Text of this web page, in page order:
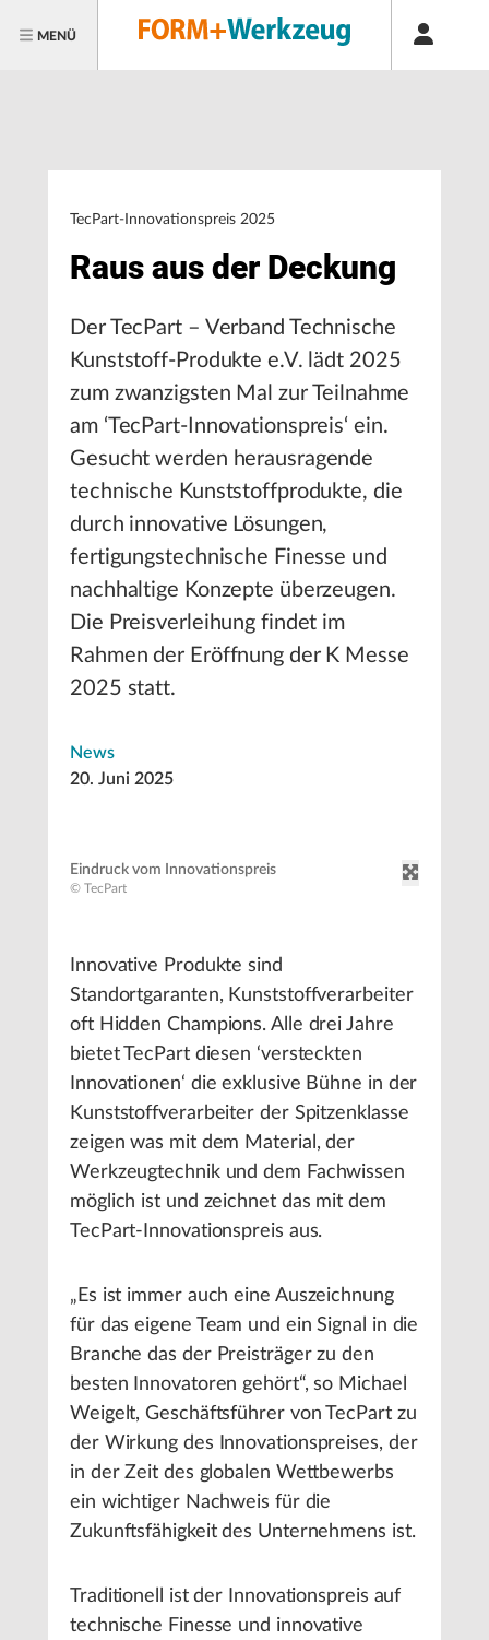
MENÜ
TecPart-Innovationspreis 2025
Raus aus der Deckung
Der TecPart – Verband Technische
Kunststoff-Produkte e.V. lädt 2025
zum zwanzigsten Mal zur Teilnahme
am ‘TecPart-Innovationspreis‘ ein.
Gesucht werden herausragende
technische Kunststoffprodukte, die
durch innovative Lösungen,
fertigungstechnische Finesse und
nachhaltige Konzepte überzeugen.
Die Preisverleihung findet im
Rahmen der Eröffnung der K Messe
2025 statt.
News
20. Juni 2025
Eindruck vom Innovationspreis
© TecPart
Innovative Produkte sind
Standortgaranten, Kunststoffverarbeiter
oft Hidden Champions. Alle drei Jahre
bietet TecPart diesen ‘versteckten
Innovationen‘ die exklusive Bühne in der
Kunststoffverarbeiter der Spitzenklasse
zeigen was mit dem Material, der
Werkzeugtechnik und dem Fachwissen
möglich ist und zeichnet das mit dem
TecPart-Innovationspreis aus.
„Es ist immer auch eine Auszeichnung
für das eigene Team und ein Signal in die
Branche das der Preisträger zu den
besten Innovatoren gehört“, so Michael
Weigelt, Geschäftsführer von TecPart zu
der Wirkung des Innovationspreises, der
in der Zeit des globalen Wettbewerbs
ein wichtiger Nachweis für die
Zukunftsfähigkeit des Unternehmens ist.
Traditionell ist der Innovationspreis auf
technische Finesse und innovative